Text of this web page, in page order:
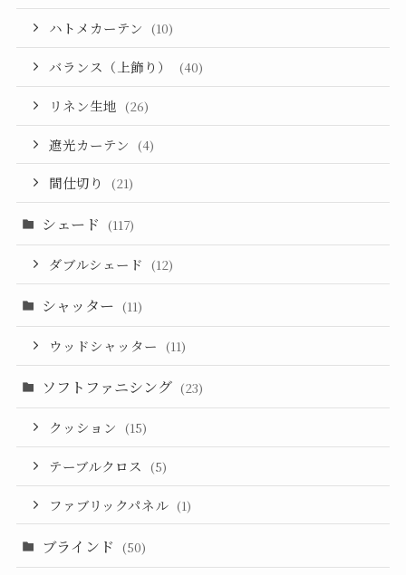
ハトメカーテン (10)
バランス（上飾り） (40)
リネン生地 (26)
遮光カーテン (4)
間仕切り (21)
シェード (117)
ダブルシェード (12)
シャッター (11)
ウッドシャッター (11)
ソフトファニシング (23)
クッション (15)
テーブルクロス (5)
ファブリックパネル (1)
ブラインド (50)